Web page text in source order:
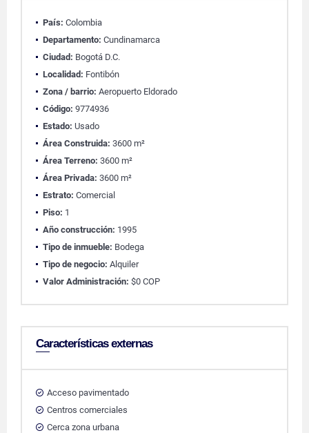
País: Colombia
Departamento: Cundinamarca
Ciudad: Bogotá D.C.
Localidad: Fontibón
Zona / barrio: Aeropuerto Eldorado
Código: 9774936
Estado: Usado
Área Construida: 3600 m²
Área Terreno: 3600 m²
Área Privada: 3600 m²
Estrato: Comercial
Piso: 1
Año construcción: 1995
Tipo de inmueble: Bodega
Tipo de negocio: Alquiler
Valor Administración: $0 COP
Características externas
Acceso pavimentado
Centros comerciales
Cerca zona urbana